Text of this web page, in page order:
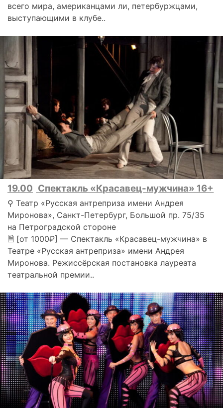
всего мира, американцами ли, петербуржцами,
выступающими в клубе..
19.00 Спектакль «Красавец-мужчина» 16+
⚲ Театр «Русская антреприза имени Андрея
Миронова», Санкт-Петербург, Большой пр. 75/35
на Петроградской стороне
🗎 [от 1000₽] — Спектакль «Красавец-мужчина» в
Театре «Русская антреприза» имени Андрея
Миронова. Режиссёрская постановка лауреата
театральной премии..